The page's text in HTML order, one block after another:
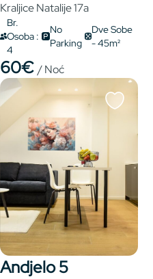
Kraljice Natalije 17a
Br.
Osoba :
4
No
Parking
Dve Sobe
- 45m²
60€ / Noć
Andjelo 5